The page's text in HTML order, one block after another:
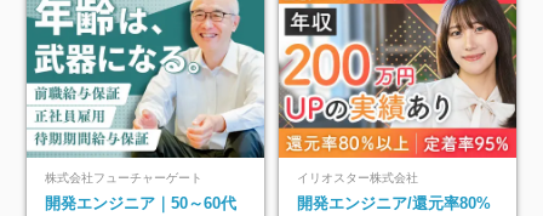
株式会社フューチャーゲート
開発エンジニア｜50～60代
イリオスター株式会社
開発エンジニア/還元率80%